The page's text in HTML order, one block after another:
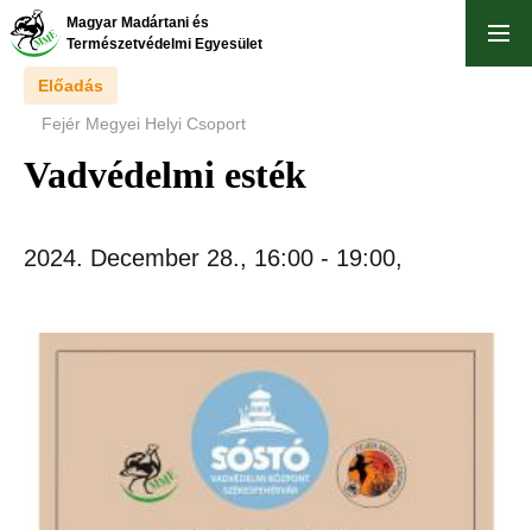
Skip
to
main
content
Magyar Madártani és
Természetvédelmi Egyesület
Előadás
Fejér Megyei Helyi Csoport
Vadvédelmi esték
2024. December 28., 16:00 - 19:00,